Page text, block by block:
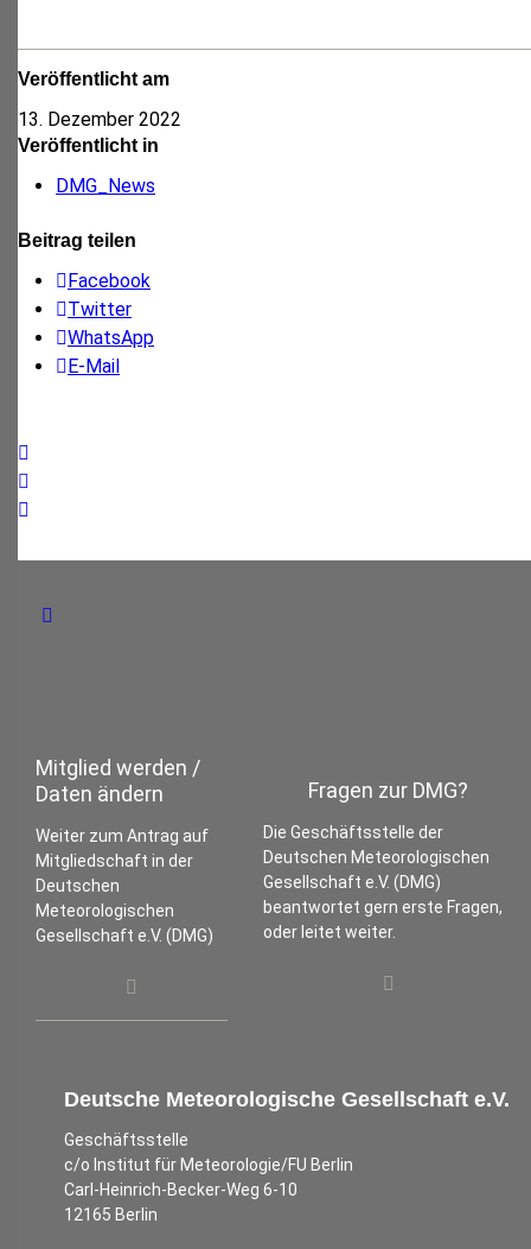
Veröffentlicht am
13. Dezember 2022
Veröffentlicht in
DMG_News
Beitrag teilen
Facebook
Twitter
WhatsApp
E-Mail
Mitglied werden /
Daten ändern
Weiter zum Antrag auf
Mitgliedschaft in der
Deutschen
Meteorologischen
Gesellschaft e.V. (DMG)
Fragen zur DMG?
Die Geschäftsstelle der
Deutschen Meteorologischen
Gesellschaft e.V. (DMG)
beantwortet gern erste Fragen,
oder leitet weiter.
Deutsche Meteorologische Gesellschaft e.V.
Geschäftsstelle
c/o Institut für Meteorologie/FU Berlin
Carl-Heinrich-Becker-Weg 6-10
12165 Berlin